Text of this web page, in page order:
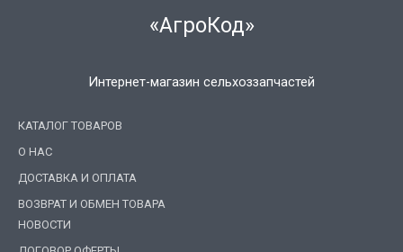
«АгроКод»
Интернет-магазин сельхоззапчастей
КАТАЛОГ ТОВАРОВ
О НАС
ДОСТАВКА И ОПЛАТА
ВОЗВРАТ И ОБМЕН ТОВАРА
НОВОСТИ